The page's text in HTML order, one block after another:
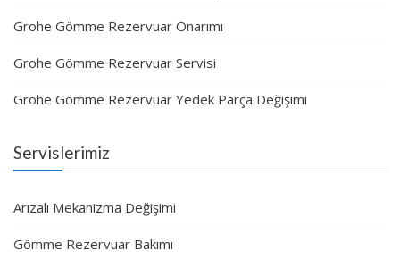
Grohe Gömme Rezervuar Onarımı
Grohe Gömme Rezervuar Servisi
Grohe Gömme Rezervuar Yedek Parça Değişimi
Servislerimiz
Arızalı Mekanizma Değişimi
Gömme Rezervuar Bakımı